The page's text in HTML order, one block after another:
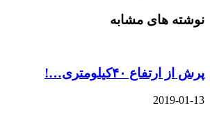
نوشته های مشابه
پرش از ارتفاع ۴۰کیلومتری…!
2019-01-13